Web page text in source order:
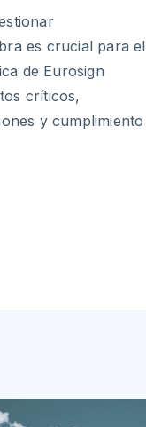
es crucial para el
de Eurosign
críticos,
y cumplimiento